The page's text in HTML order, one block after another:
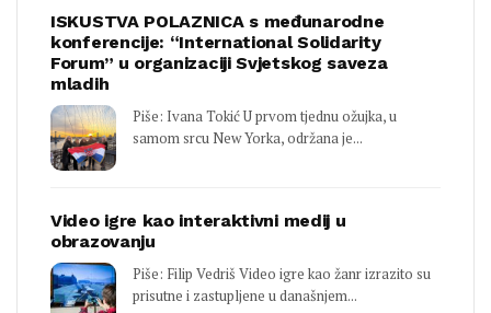
ISKUSTVA POLAZNICA s međunarodne
konferencije: “International Solidarity
Forum” u organizaciji Svjetskog saveza
mladih
Piše: Ivana Tokić U prvom tjednu ožujka, u
samom srcu New Yorka, održana je...
Video igre kao interaktivni medij u
obrazovanju
Piše: Filip Vedriš Video igre kao žanr izrazito su
prisutne i zastupljene u današnjem...